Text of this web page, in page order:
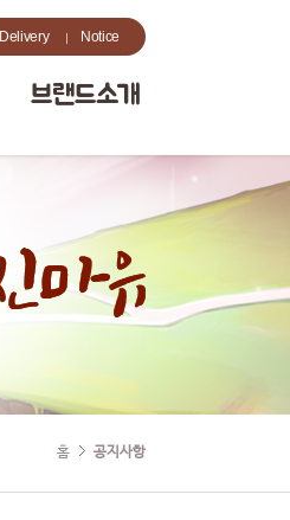
브랜드소개
Delivery Notice
홈 공지사항